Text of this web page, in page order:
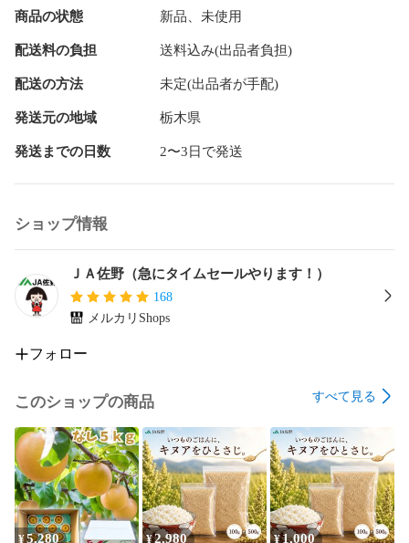
商品の状態 新品、未使用
配送料の負担 送料込み(出品者負担)
配送の方法 未定(出品者が手配)
発送元の地域 栃木県
発送までの日数 2〜3日で発送
ショップ情報
ＪＡ佐野（急にタイムセールやります！）
168
メルカリShops
フォロー
このショップの商品 すべて見る
¥5,280 ¥2,980 ¥1,000